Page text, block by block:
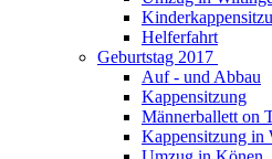
Helferfahrt
Geburtstag 2017
Auf - und Abbau
Kappensitzung
Männerballett on
Kappensitzung in